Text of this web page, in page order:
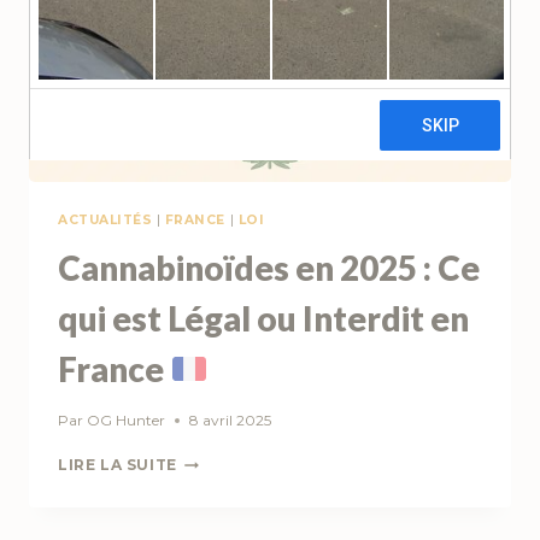
ACTUALITÉS | FRANCE | LOI
Cannabinoïdes en 2025 : Ce
qui est Légal ou Interdit en
France
Par OG Hunter 8 avril 2025
LIRE LA SUITECANNABINOÏDES